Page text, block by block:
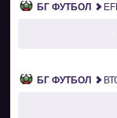
БГ ФУТБОЛ
БГ ФУТБОЛ